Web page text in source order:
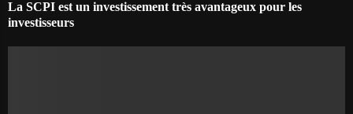
La SCPI est un investissement très avantageux pour les
investisseurs